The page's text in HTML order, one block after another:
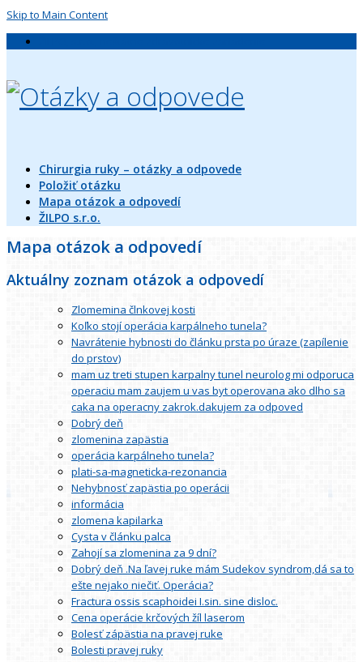
Skip to Main Content
Chirurgia ruky – otázky a odpovede
Položiť otázku
Mapa otázok a odpovedí
ŽILPO s.r.o.
Mapa otázok a odpovedí
Aktuálny zoznam otázok a odpovedí
Zlomemina člnkovej kosti
Koľko stojí operácia karpálneho tunela?
Navrátenie hybnosti do článku prsta po úraze (zapílenie
do prstov)
mam uz treti stupen karpalny tunel neurolog mi odporuca
operaciu mam zaujem u vas byt operovana ako dlho sa
caka na operacny zakrok.dakujem za odpoved
Dobrý deň
zlomenina zapästia
operácia karpálneho tunela?
plati-sa-magneticka-rezonancia
Nehybnosť zapästia po operácii
informácia
zlomena kapilarka
Cysta v článku palca
Zahojí sa zlomenina za 9 dní?
Dobrý deň .Na ľavej ruke mám Sudekov syndrom,dá sa to
ešte nejako niečiť. Operácia?
Fractura ossis scaphoidei I.sin. sine disloc.
Cena operácie krčových žíl laserom
Bolesť zápästia na pravej ruke
Bolesti pravej ruky